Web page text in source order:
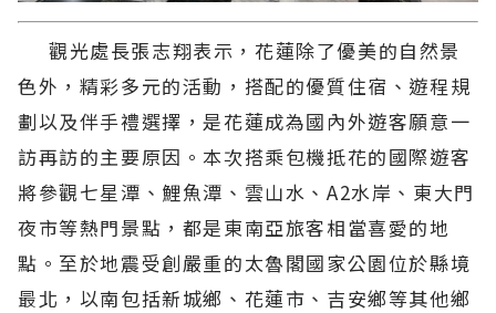
觀光處長張志翔表示，花蓮除了優美的自然景
色外，精彩多元的活動，搭配的優質住宿、遊程規
劃以及伴手禮選擇，是花蓮成為國內外遊客願意一
訪再訪的主要原因。本次搭乘包機抵花的國際遊客
將參觀七星潭、鯉魚潭、雲山水、A2水岸、東大門
夜市等熱門景點，都是東南亞旅客相當喜愛的地
點。至於地震受創嚴重的太魯閣國家公園位於縣境
最北，以南包括新城鄉、花蓮市、吉安鄉等其他鄉